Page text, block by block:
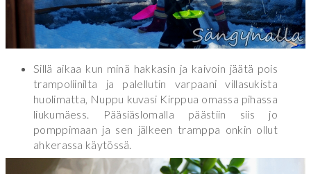
Sillä aikaa kun minä hakkasin ja kaivoin jäätä pois
trampoliinilta ja palellutin varpaani villasukista
huolimatta, Nuppu kuvasi Kirppua omassa pihassa
liukumäess. Pääsiäslomalla päästiin siis jo
pomppimaan ja sen jälkeen tramppa onkin ollut
ahkerassa käytössä.